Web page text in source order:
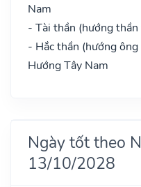
Nam
- Tài thần (hướng
- Hắc thần (hướng
Hướng Tây Nam
Ngày tốt theo
13/10/2028